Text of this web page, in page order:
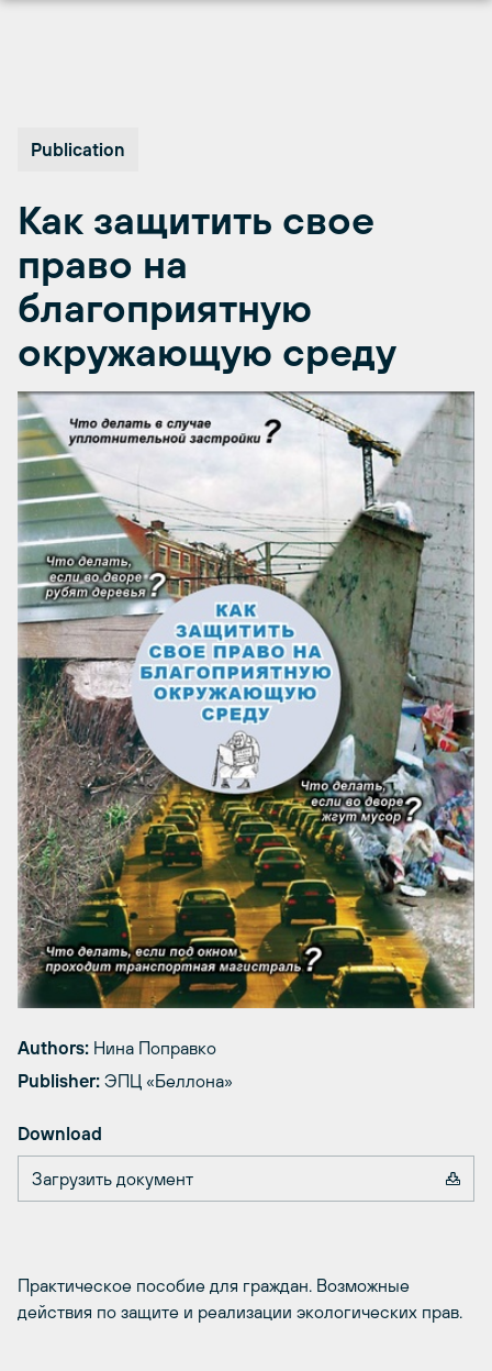
Publication
Как защитить свое
право на
благоприятную
окружающую среду
Authors: Нина Поправко
Publisher: ЭПЦ «Беллона»
Download
Загрузить документ
Практическое пособие для граждан. Возможные
действия по защите и реализации экологических прав.